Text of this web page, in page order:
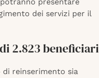
dei servizi per il
2.823 beneficiari
di reinserimento sia